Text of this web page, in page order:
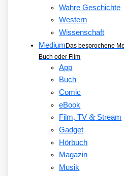
Wahre Geschichte
Western
Wissenschaft
MediumDas besprochene
Buch oder Film
App
Buch
Comic
eBook
Film, TV&Stream
Gadget
Hörbuch
Magazin
Musik